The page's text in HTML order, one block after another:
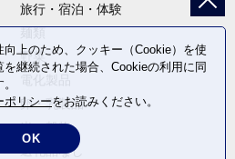
旅行・宿泊・体験
野菜
卵・乳製品
米・穀物
返礼品なし
上のため、クッキー（Cookie）を使
継続された場合、Cookieの利用に同
ポリシーをお読みください。
OK